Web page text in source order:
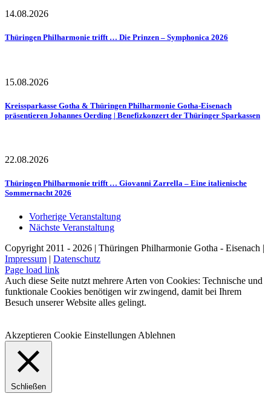
14.08.2026
Thüringen Philharmonie trifft … Die Prinzen – Symphonica 2026
15.08.2026
Kreissparkasse Gotha & Thüringen Philharmonie Gotha-Eisenach
präsentieren Johannes Oerding | Benefizkonzert der Thüringer Sparkassen
22.08.2026
Thüringen Philharmonie trifft … Giovanni Zarrella – Eine italienische
Sommernacht 2026
Vorherige Veranstaltung
Nächste Veranstaltung
Copyright 2011 - 2026 | Thüringen Philharmonie Gotha - Eisenach |
Impressum | Datenschutz
Facebook
Instagram
WhatsApp
YouTube
E-
Mail
Telefon
Page load link
Auch diese Seite nutzt mehrere Arten von Cookies: Technische und
funktionale Cookies benötigen wir zwingend, damit bei Ihrem
Besuch unserer Website alles gelingt.
Akzeptieren Cookie Einstellungen Ablehnen
Schließen